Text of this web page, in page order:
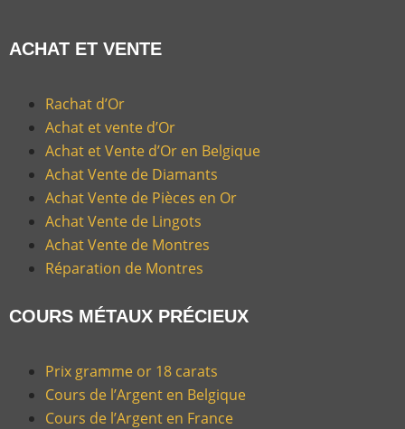
ACHAT ET VENTE
Rachat d’Or
Achat et vente d’Or
Achat et Vente d’Or en Belgique
Achat Vente de Diamants
Achat Vente de Pièces en Or
Achat Vente de Lingots
Achat Vente de Montres
Réparation de Montres
COURS MÉTAUX PRÉCIEUX
Prix gramme or 18 carats
Cours de l’Argent en Belgique
Cours de l’Argent en France